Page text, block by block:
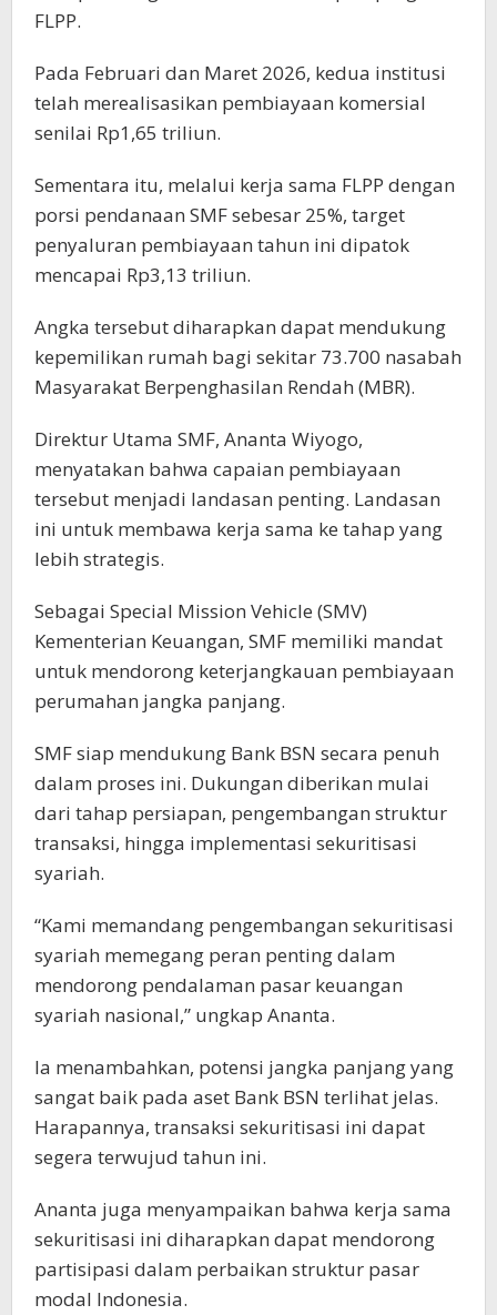
FLPP.
Pada Februari dan Maret 2026, kedua institusi
telah merealisasikan pembiayaan komersial
senilai Rp1,65 triliun.
Sementara itu, melalui kerja sama FLPP dengan
porsi pendanaan SMF sebesar 25%, target
penyaluran pembiayaan tahun ini dipatok
mencapai Rp3,13 triliun.
Angka tersebut diharapkan dapat mendukung
kepemilikan rumah bagi sekitar 73.700 nasabah
Masyarakat Berpenghasilan Rendah (MBR).
Direktur Utama SMF, Ananta Wiyogo,
menyatakan bahwa capaian pembiayaan
tersebut menjadi landasan penting. Landasan
ini untuk membawa kerja sama ke tahap yang
lebih strategis.
Sebagai Special Mission Vehicle (SMV)
Kementerian Keuangan, SMF memiliki mandat
untuk mendorong keterjangkauan pembiayaan
perumahan jangka panjang.
SMF siap mendukung Bank BSN secara penuh
dalam proses ini. Dukungan diberikan mulai
dari tahap persiapan, pengembangan struktur
transaksi, hingga implementasi sekuritisasi
syariah.
“Kami memandang pengembangan sekuritisasi
syariah memegang peran penting dalam
mendorong pendalaman pasar keuangan
syariah nasional,” ungkap Ananta.
Ia menambahkan, potensi jangka panjang yang
sangat baik pada aset Bank BSN terlihat jelas.
Harapannya, transaksi sekuritisasi ini dapat
segera terwujud tahun ini.
Ananta juga menyampaikan bahwa kerja sama
sekuritisasi ini diharapkan dapat mendorong
partisipasi dalam perbaikan struktur pasar
modal Indonesia.